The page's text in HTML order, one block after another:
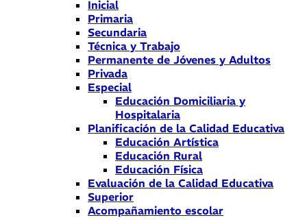
Inicial
Primaria
Secundaria
Técnica y Trabajo
Permanente de Jóvenes y Adultos
Privada
Especial
Educación Domiciliaria y
Hospitalaria
Planificación de la Calidad Educativa
Educación Artística
Educación Rural
Educación Física
Evaluación de la Calidad Educativa
Superior
Acompañamiento escolar